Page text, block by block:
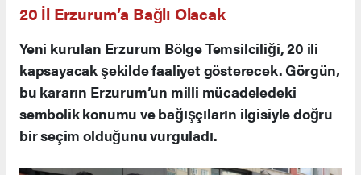
20 İl Erzurum’a Bağlı Olacak
Yeni kurulan Erzurum Bölge Temsilciliği, 20 ili
kapsayacak şekilde faaliyet gösterecek. Görgün,
bu kararın Erzurum’un milli mücadeledeki
sembolik konumu ve bağışçıların ilgisiyle doğru
bir seçim olduğunu vurguladı.